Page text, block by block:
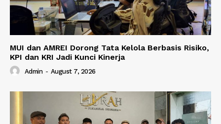
MUI dan AMREI Dorong Tata Kelola Berbasis Risiko,
KPI dan KRI Jadi Kunci Kinerja
Admin - August 7, 2026